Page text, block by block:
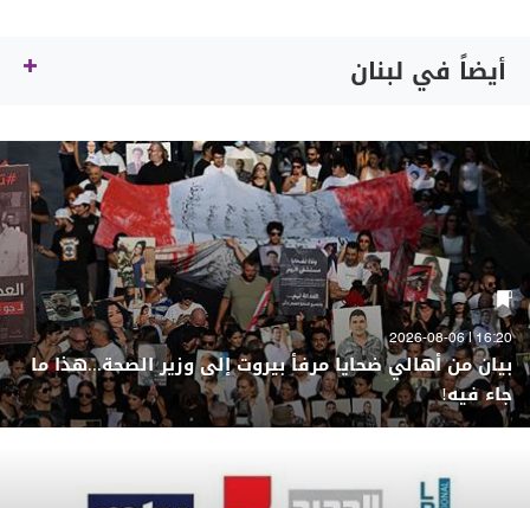
أيضاً في لبنان
16:20 | 2026-08-06
بيان من أهالي ضحايا مرفأ بيروت إلى وزير الصحة...هذا ما
جاء فيه!